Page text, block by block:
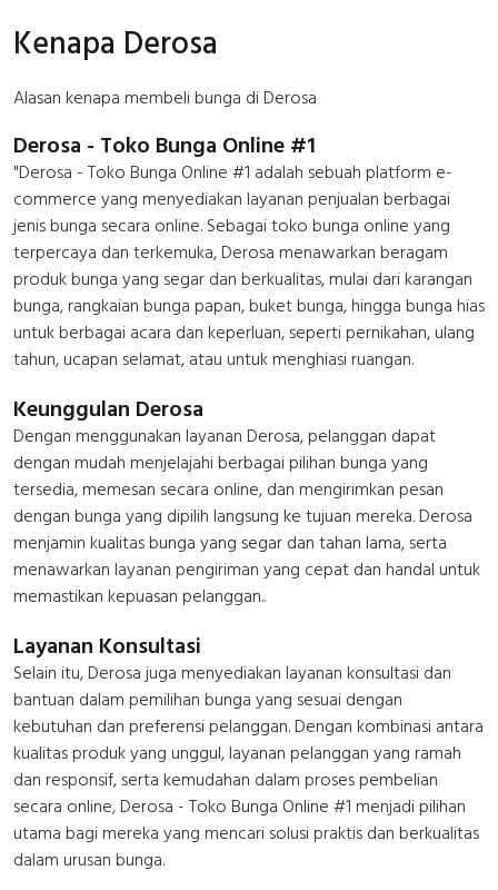
Kenapa Derosa
Alasan kenapa membeli bunga di Derosa
Derosa - Toko Bunga Online #1
"Derosa - Toko Bunga Online #1 adalah sebuah platform e-
commerce yang menyediakan layanan penjualan berbagai
jenis bunga secara online. Sebagai toko bunga online yang
terpercaya dan terkemuka, Derosa menawarkan beragam
produk bunga yang segar dan berkualitas, mulai dari karangan
bunga, rangkaian bunga papan, buket bunga, hingga bunga hias
untuk berbagai acara dan keperluan, seperti pernikahan, ulang
tahun, ucapan selamat, atau untuk menghiasi ruangan.
Keunggulan Derosa
Dengan menggunakan layanan Derosa, pelanggan dapat
dengan mudah menjelajahi berbagai pilihan bunga yang
tersedia, memesan secara online, dan mengirimkan pesan
dengan bunga yang dipilih langsung ke tujuan mereka. Derosa
menjamin kualitas bunga yang segar dan tahan lama, serta
menawarkan layanan pengiriman yang cepat dan handal untuk
memastikan kepuasan pelanggan..
Layanan Konsultasi
Selain itu, Derosa juga menyediakan layanan konsultasi dan
bantuan dalam pemilihan bunga yang sesuai dengan
kebutuhan dan preferensi pelanggan. Dengan kombinasi antara
kualitas produk yang unggul, layanan pelanggan yang ramah
dan responsif, serta kemudahan dalam proses pembelian
secara online, Derosa - Toko Bunga Online #1 menjadi pilihan
utama bagi mereka yang mencari solusi praktis dan berkualitas
dalam urusan bunga.